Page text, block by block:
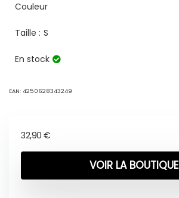
Couleur
Taille : S
En stock
EAN: 4250628343249
32,90 €
VOIR LA BOUTIQUE